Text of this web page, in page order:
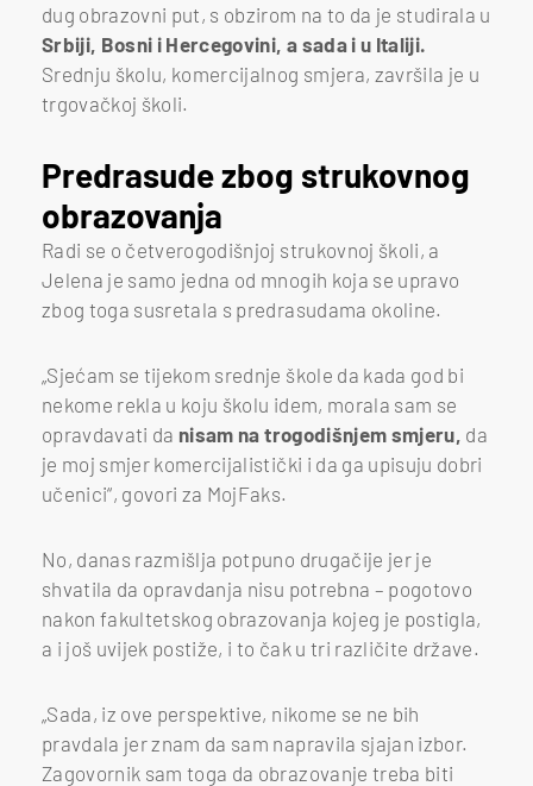
dug obrazovni put, s obzirom na to da je studirala u
Srbiji, Bosni i Hercegovini, a sada i u Italiji.
Srednju školu, komercijalnog smjera, završila je u
trgovačkoj školi.
Predrasude zbog strukovnog
obrazovanja
Radi se o četverogodišnjoj strukovnoj školi, a
Jelena je samo jedna od mnogih koja se upravo
zbog toga susretala s predrasudama okoline.
„Sjećam se tijekom srednje škole da kada god bi
nekome rekla u koju školu idem, morala sam se
opravdavati da nisam na trogodišnjem smjeru, da
je moj smjer komercijalistički i da ga upisuju dobri
učenici“, govori za MojFaks.
No, danas razmišlja potpuno drugačije jer je
shvatila da opravdanja nisu potrebna – pogotovo
nakon fakultetskog obrazovanja kojeg je postigla,
a i još uvijek postiže, i to čak u tri različite države.
„Sada, iz ove perspektive, nikome se ne bih
pravdala jer znam da sam napravila sjajan izbor.
Zagovornik sam toga da obrazovanje treba biti